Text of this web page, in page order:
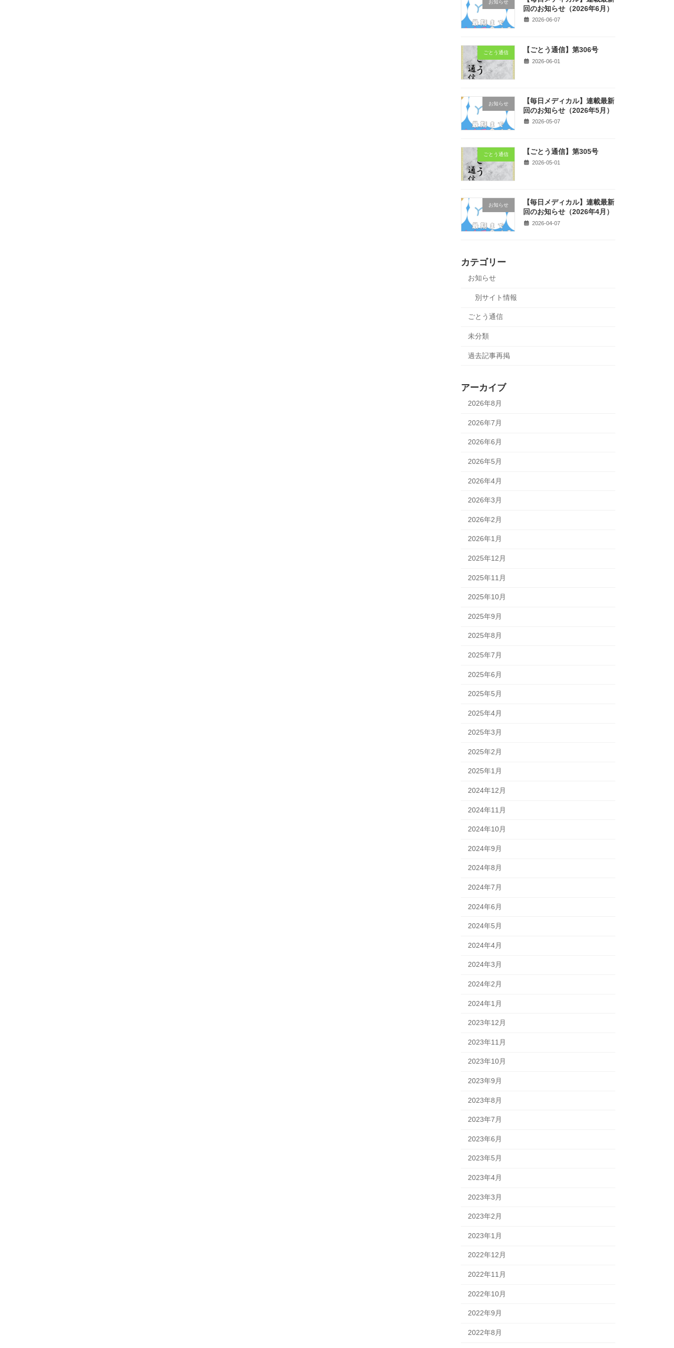
お知らせ
回のお知らせ（2026年6月）
2026-06-07
ごとう通信 【ごとう通信】第306号
2026-06-01
お知らせ
【毎日メディカル】連載最新
回のお知らせ（2026年5月）
2026-05-07
ごとう通信 【ごとう通信】第305号
2026-05-01
お知らせ
【毎日メディカル】連載最新
回のお知らせ（2026年4月）
2026-04-07
カテゴリー
お知らせ
別サイト情報
ごとう通信
未分類
過去記事再掲
アーカイブ
2026年8月
2026年7月
2026年6月
2026年5月
2026年4月
2026年3月
2026年2月
2026年1月
2025年12月
2025年11月
2025年10月
2025年9月
2025年8月
2025年7月
2025年6月
2025年5月
2025年4月
2025年3月
2025年2月
2025年1月
2024年12月
2024年11月
2024年10月
2024年9月
2024年8月
2024年7月
2024年6月
2024年5月
2024年4月
2024年3月
2024年2月
2024年1月
2023年12月
2023年11月
2023年10月
2023年9月
2023年8月
2023年7月
2023年6月
2023年5月
2023年4月
2023年3月
2023年2月
2023年1月
2022年12月
2022年11月
2022年10月
2022年9月
2022年8月